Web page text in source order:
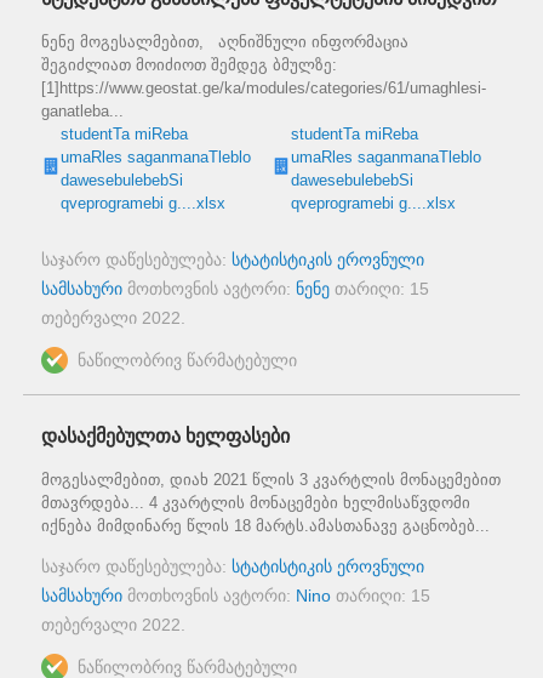
ნენე მოგესალმებით, აღნიშნული ინფორმაცია
შეგიძლიათ მოიძიოთ შემდეგ ბმულზე:
[1]https://www.geostat.ge/ka/modules/categories/61/umaghlesi-
ganatleba...
studentTa miReba
umaRles saganmanaTleblo
dawesebulebebSi
qveprogramebi g....xlsx
studentTa miReba
umaRles saganmanaTleblo
dawesebulebebSi
qveprogramebi g....xlsx
საჯარო დაწესებულება: სტატისტიკის ეროვნული
სამსახური მოთხოვნის ავტორი: ნენე თარიღი: 15
თებერვალი 2022
ნაწილობრივ წარმატებული
დასაქმებულთა ხელფასები
მოგესალმებით, დიახ 2021 წლის 3 კვარტლის მონაცემებით
მთავრდება... 4 კვარტლის მონაცემები ხელმისაწვდომი
იქნება მიმდინარე წლის 18 მარტს.ამასთანავე გაცნობებ...
საჯარო დაწესებულება: სტატისტიკის ეროვნული
სამსახური მოთხოვნის ავტორი: Nino თარიღი: 15
თებერვალი 2022
ნაწილობრივ წარმატებული